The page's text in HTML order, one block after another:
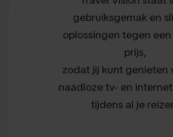
gebruiksgemak en
oplossingen tegen
prijs,
zodat jij kunt genieten
naadloze tv- en
tijdens al je